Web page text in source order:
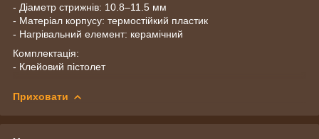
- Діаметр стрижнів: 10.8–11.5 мм
- Матеріал корпусу: термостійкий пластик
- Нагрівальний елемент: керамічний
Комплектація:
- Клейовий пістолет
Приховати